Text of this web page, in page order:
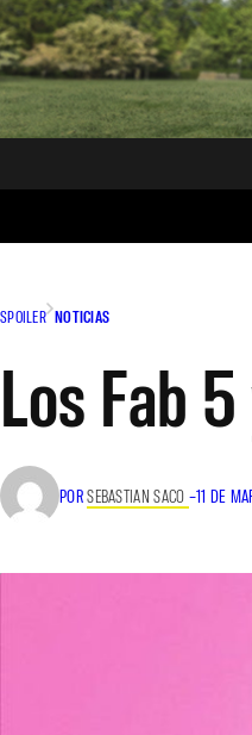
SPOILER NOTICIAS
Los Fab
PORSEBASTIAN SACO –11 DE